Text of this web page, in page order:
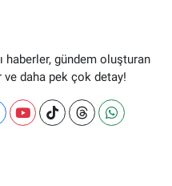
haberler, gündem oluşturan
ve daha pek çok detay!